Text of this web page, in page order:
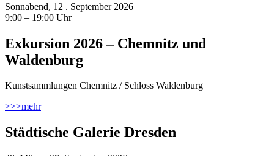
Sonnabend, 12 . September 2026
9:00 – 19:00 Uhr
Exkursion 2026 – Chemnitz und
Waldenburg
Kunstsammlungen Chemnitz / Schloss Waldenburg
>>>mehr
Städtische Galerie Dresden